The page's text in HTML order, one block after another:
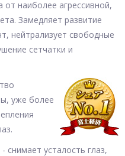
от наиболее агрессивной,
Замедляет развитие
нейтрализует свободные
сетчатки и
уже более
- cнимает усталость глаз,